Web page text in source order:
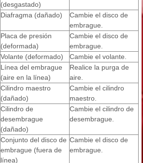
(desgastado)
Diafragma (dañado)
Cambie el disco de
embrague.
Placa de presión
(deformada)
Cambie el disco de
embrague.
Volante (deformado)
Cambie el volante.
Línea del embrague
(aire en la línea)
Realice la purga de
aire.
Cilindro maestro
(dañado)
Cambie el cilindro
maestro.
Cilindro de
desembrague
(dañado)
Cambie el cilindro de
desembrague.
Conjunto del disco de
embrague (fuera de
línea)
Cambie el disco de
embrague.